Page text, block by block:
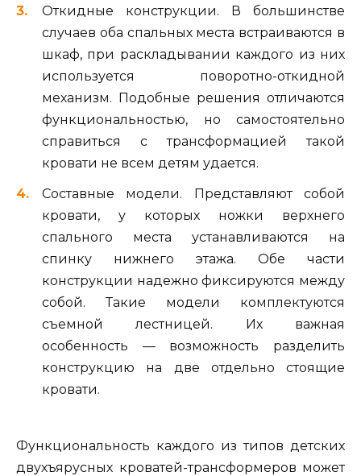
Откидные конструкции. В большинстве
случаев оба спальных места встраиваются в
шкаф, при раскладывании каждого из них
используется поворотно-откидной
механизм. Подобные решения отличаются
функциональностью, но самостоятельно
справиться с трансформацией такой
кровати не всем детям удается.
Составные модели. Представляют собой
кровати, у которых ножки верхнего
спального места устанавливаются на
спинку нижнего этажа. Обе части
конструкции надежно фиксируются между
собой. Такие модели комплектуются
съемной лестницей. Их важная
особенность — возможность разделить
конструкцию на две отдельно стоящие
кровати.
Функциональность каждого из типов детских
двухъярусных кроватей-трансформеров может